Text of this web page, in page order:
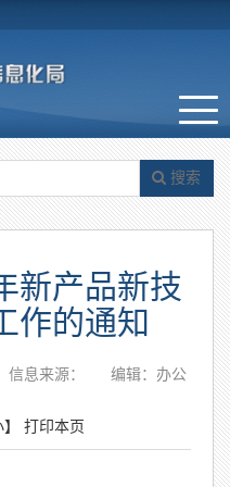
搜索
新产品新技
作的通知
信息来源：
编辑：办公
】 打印本页